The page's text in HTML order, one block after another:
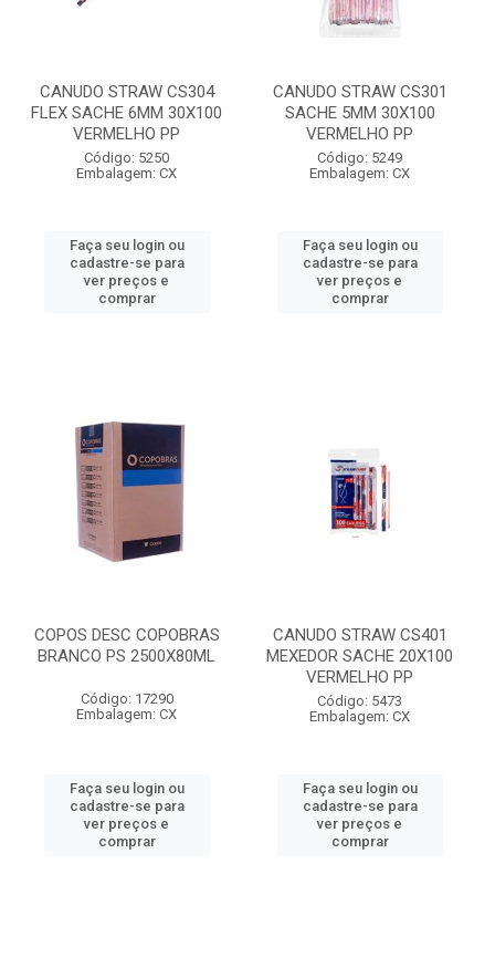
CANUDO STRAW CS304
FLEX SACHE 6MM 30X100
VERMELHO PP
Código: 5250
Embalagem: CX
Faça seu login ou
cadastre-se para
ver preços e
comprar
CANUDO STRAW CS301
SACHE 5MM 30X100
VERMELHO PP
Código: 5249
Embalagem: CX
Faça seu login ou
cadastre-se para
ver preços e
comprar
COPOS DESC COPOBRAS
BRANCO PS 2500X80ML
Código: 17290
Embalagem: CX
Faça seu login ou
cadastre-se para
ver preços e
comprar
CANUDO STRAW CS401
MEXEDOR SACHE 20X100
VERMELHO PP
Código: 5473
Embalagem: CX
Faça seu login ou
cadastre-se para
ver preços e
comprar